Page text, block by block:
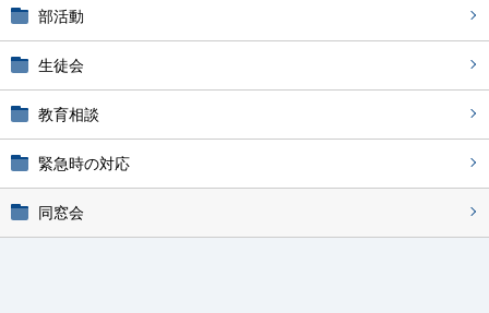
部活動
生徒会
教育相談
緊急時の対応
同窓会